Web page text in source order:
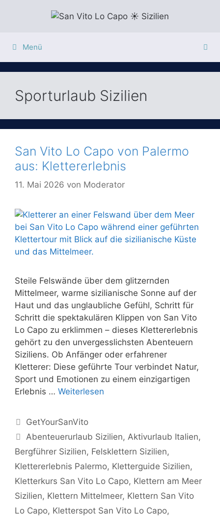
Menü
Sporturlaub Sizilien
San Vito Lo Capo von Palermo
aus: Klettererlebnis
11. Mai 2026 von Moderator
Steile Felswände über dem glitzernden
Mittelmeer, warme sizilianische Sonne auf der
Haut und das unglaubliche Gefühl, Schritt für
Schritt die spektakulären Klippen von San Vito
Lo Capo zu erklimmen – dieses Klettererlebnis
gehört zu den unvergesslichsten Abenteuern
Siziliens. Ob Anfänger oder erfahrener
Kletterer: Diese geführte Tour verbindet Natur,
Sport und Emotionen zu einem einzigartigen
Erlebnis … Weiterlesen
Kategorien
GetYourSanVito
Schlagwörter
Abenteuerurlaub Sizilien,Aktivurlaub Italien,
Bergführer Sizilien, Felsklettern Sizilien,
Klettererlebnis Palermo, Kletterguide Sizilien,
Kletterkurs San Vito Lo Capo, Klettern am Meer
Sizilien, Klettern Mittelmeer, Klettern San Vito
Lo Capo, Kletterspot San Vito Lo Capo,